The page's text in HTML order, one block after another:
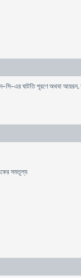
এর ঘাটতি পূরণে অথবা
সমতূল্য